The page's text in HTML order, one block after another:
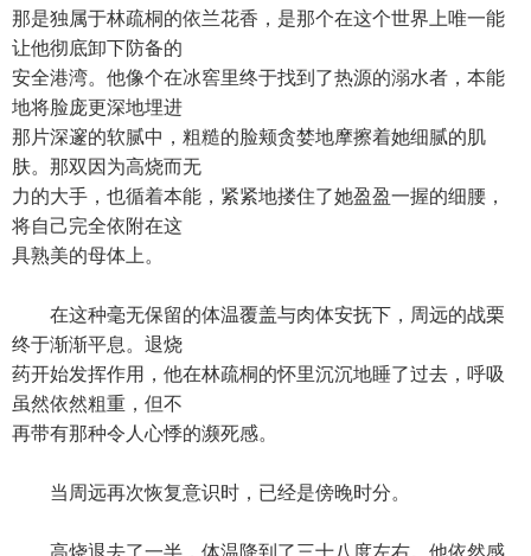
那是独属于林疏桐的依兰花香，是那个在这个世界上唯一能
让他彻底卸下防备的
安全港湾。他像个在冰窖里终于找到了热源的溺水者，本能
地将脸庞更深地埋进
那片深邃的软腻中，粗糙的脸颊贪婪地摩擦着她细腻的肌
肤。那双因为高烧而无
力的大手，也循着本能，紧紧地搂住了她盈盈一握的细腰，
将自己完全依附在这
具熟美的母体上。
在这种毫无保留的体温覆盖与肉体安抚下，周远的战栗
终于渐渐平息。退烧
药开始发挥作用，他在林疏桐的怀里沉沉地睡了过去，呼吸
虽然依然粗重，但不
再带有那种令人心悸的濒死感。
当周远再次恢复意识时，已经是傍晚时分。
高烧退去了一半，体温降到了三十八度左右。他依然感